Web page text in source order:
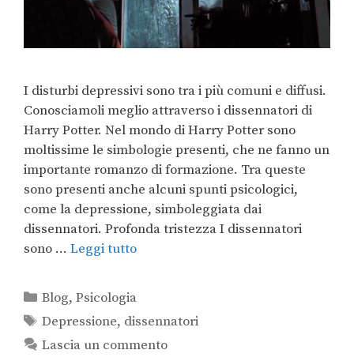
I disturbi depressivi sono tra i più comuni e diffusi.
Conosciamoli meglio attraverso i dissennatori di
Harry Potter. Nel mondo di Harry Potter sono
moltissime le simbologie presenti, che ne fanno un
importante romanzo di formazione. Tra queste
sono presenti anche alcuni spunti psicologici,
come la depressione, simboleggiata dai
dissennatori. Profonda tristezza I dissennatori
sono … Leggi tutto
Blog,Psicologia
Depressione, dissennatori
Lascia un commento